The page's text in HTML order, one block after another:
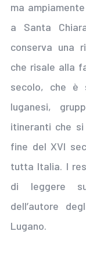
ma
a Santa
conserva una
che risale alla
secolo, che è
luganesi,
itineranti che
fine del XVI
tutta Italia. I
di leggere
dell’autore
Lugano.